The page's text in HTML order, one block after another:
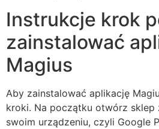
Instrukcje krok
zainstalować
Magius
Aby zainstalować aplikację
kroki. Na początku otwórz sklep
swoim urządzeniu, czyli Google